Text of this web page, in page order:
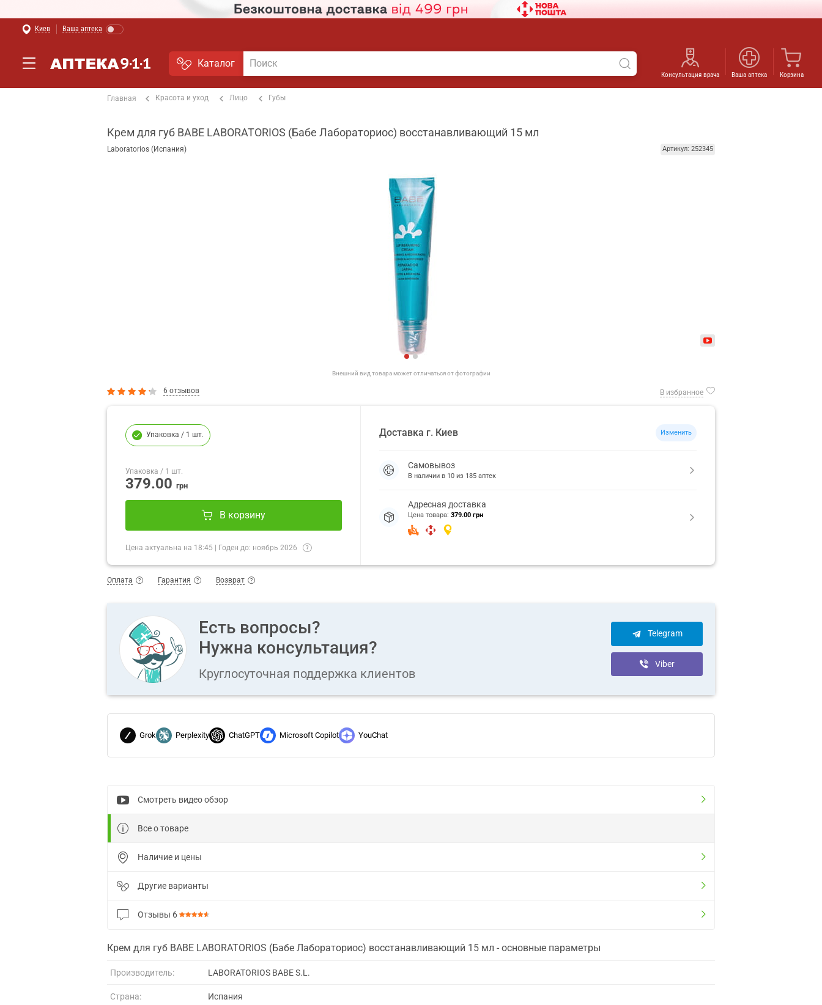
Киев Ваша аптека
Каталог
Консультация врача Ваша аптека Корзина
Главная Красота и уход Лицо Губы
Крем для губ BABE LABORATORIOS (Бабе Лабораториос) восстанавливающий 15 мл
Laboratorios (Испания) Артикул: 252345
Внешний вид товара может отличаться от фотографии
6 отзывов В избранное
Упаковка / 1 шт.
Упаковка / 1 шт.
379.00 грн
В корзину
Цена актуальна на 18:45 | Годен до: ноябрь 2026
Доставка г. Киев Изменить
Самовывоз
В наличии в 10 из 185 аптек
Адресная доставка
Цена товара: 379.00 грн
Оплата Гарантия Возврат
Есть вопросы?
Нужна консультация?
Круглосуточная поддержка клиентов
Telegram
Viber
Grok Perplexity ChatGPT Microsoft Copilot YouChat
Смотреть видео обзор
Все о товаре
Наличие и цены
Другие варианты
Отзывы 6
Крем для губ BABE LABORATORIOS (Бабе Лабораториос) восстанавливающий 15 мл - основные параметры
Производитель: LABORATORIOS BABE S.L.
Страна: Испания